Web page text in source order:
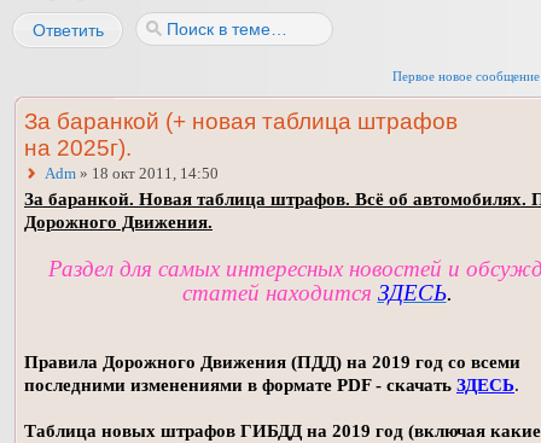
Ответить
Первое новое сообщение
За баранкой (+ новая таблица штрафов
на 2025г).
Adm » 18 окт 2011, 14:50
За баранкой. Новая таблица штрафов. Всё об автомобилях.
Дорожного Движения.
Раздел для самых интересных новостей и
статей находится ЗДЕСЬ.
Правила Дорожного Движения (ПДД) на 2019 год со всеми
последними изменениями в формате PDF - скачать ЗДЕСЬ.
Таблица новых штрафов ГИБДД на 2019 год (включая какие